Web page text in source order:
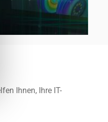
Ihnen, Ihre IT-